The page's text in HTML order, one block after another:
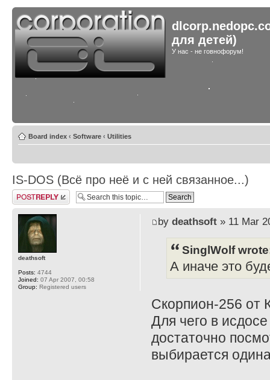
для детей)
У нас - не говнофорум!
Board index ‹ Software ‹ Utilities
IS-DOS (Всё про неё и с ней связанное...)
Post a reply
by deathsoft» 11 Mar
SinglWolf
А иначе это
Скорпион-256 от
Для чего в
достаточно
выбирается
deathsoft
Posts: 4744
Joined: 07 Apr 2007, 00:58
Group: Registered users